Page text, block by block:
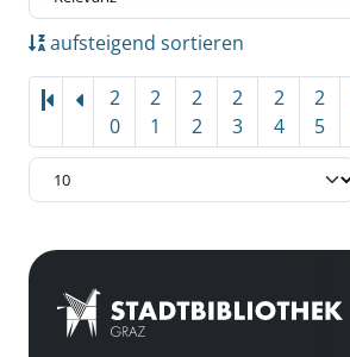
aufsteigend sortieren
2
0
2
1
2
2
2
3
2
4
2
5